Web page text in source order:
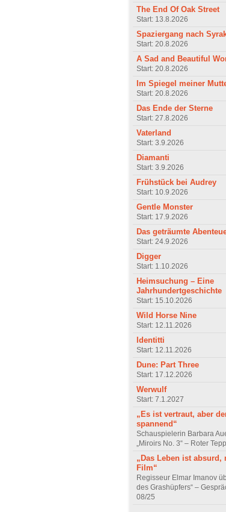
The End Of Oak Street
Start: 13.8.2026
Spaziergang nach
Start: 20.8.2026
A Sad and Beautiful
Start: 20.8.2026
Im Spiegel meiner
Start: 20.8.2026
Das Ende der Sterne
Start: 27.8.2026
Vaterland
Start: 3.9.2026
Diamanti
Start: 3.9.2026
Frühstück bei Audrey
Start: 10.9.2026
Gentle Monster
Start: 17.9.2026
Das geträumte
Start: 24.9.2026
Digger
Start: 1.10.2026
Heimsuchung – Eine
Jahrhundertgeschichte
Start: 15.10.2026
Wild Horse Nine
Start: 12.11.2026
Identitti
Start: 12.11.2026
Dune: Part Three
Start: 17.12.2026
Werwulf
Start: 7.1.2027
„Es ist vertraut, aber
spannend“
Schauspielerin Barbara
„Miroirs No. 3“ – Roter
„Das Leben ist absurd,
Film“
Regisseur Elmar Imanov
des Grashüpfers“ –
08/25